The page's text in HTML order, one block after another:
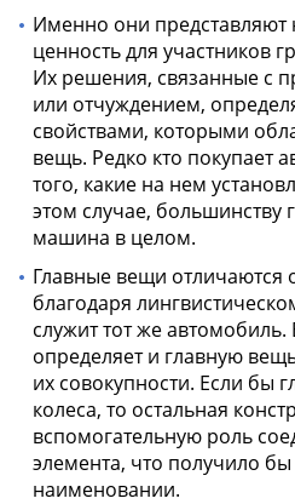
Именно они
ценность для участников
Их решения, связанные с
или отчуждением,
свойствами, которыми
вещь. Редко кто покупает
того, какие на нем
этом случае, большинству
машина в целом.
Главные вещи отличаются
благодаря
служит тот же автомобиль.
определяет и главную
их совокупности. Если бы
колеса, то остальная
вспомогательную роль
элемента, что получило
наименовании.